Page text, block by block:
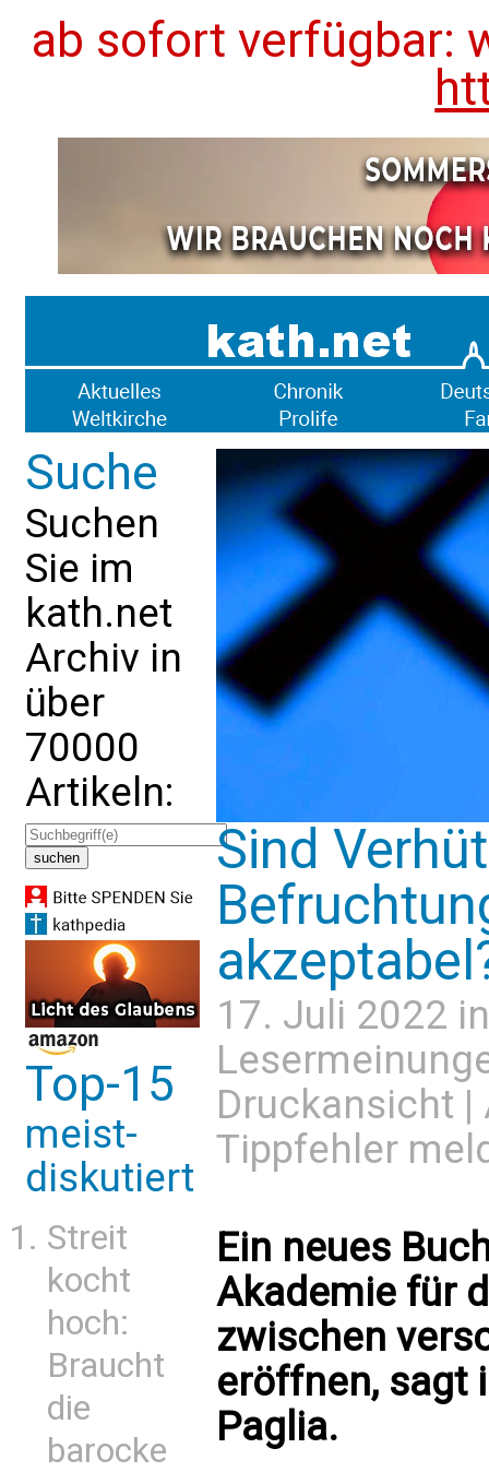
ab sofort verfügbar:
Suche
Suchen
Sie im
kath.net
Archiv in
über
70000
Artikeln:
Top-15
meist-
diskutiert
Streit
kocht
hoch:
Braucht
die
barocke
Sind
17. Juli 2022
Druckansicht |
Tippfehler
Ein neues
Akademie für
zwischen
eröffnen, sagt
Paglia.